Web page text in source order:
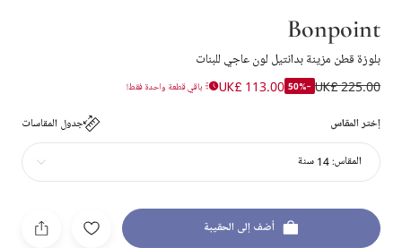
Bonpoint
بلوزة قطن مزينة بدانتيل لون عاجي للبنات
UK£ 225.00
-50%
UK£ 113.00 باقي قطعة واحدة فقط!
إختر المقاس جدول المقاسات
المقاس:14 سنة
أضف إلى الحقيبة